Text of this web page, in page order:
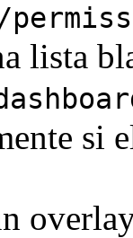
lista
si